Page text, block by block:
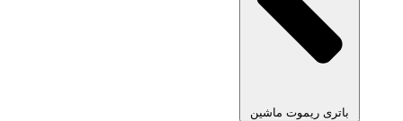
باتری ریموت ماشین